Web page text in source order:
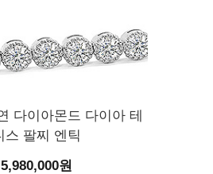
다이아몬드 다이아 테
스 팔찌 엔틱
5,980,000원